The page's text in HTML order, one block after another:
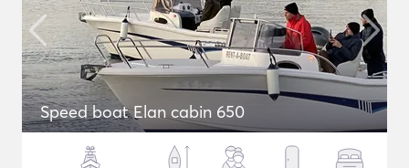
Speed boat Elan cabin 650